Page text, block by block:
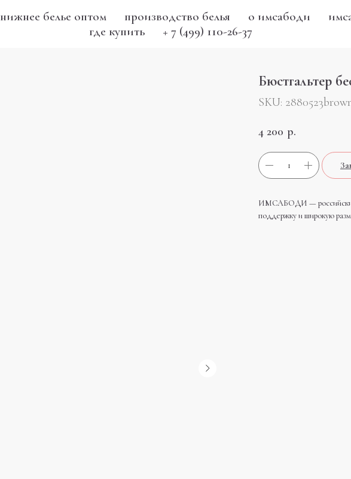
нижнее белье оптом производство белья о имсабоди
где купить
+ 7 (499) 110-26-37
Бюстгальтер
SKU:
4 200 р.
ИМСАБОДИ — российский
поддержку и широкую